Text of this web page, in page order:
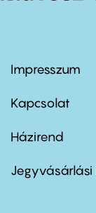
Footer
first
Impresszum
Kapcsolat
Footer
second
Házirend